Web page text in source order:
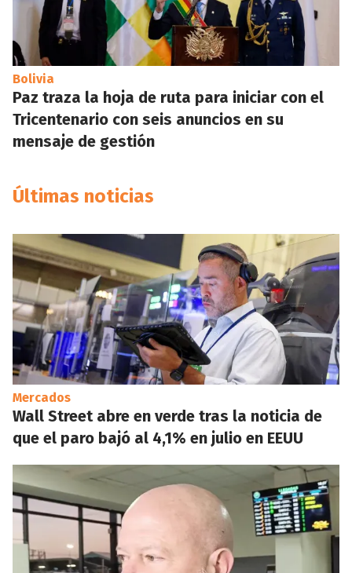
Bolivia
Paz traza la hoja de ruta para iniciar con el
Tricentenario con seis anuncios en su
mensaje de gestión
Últimas noticias
Mercados
Wall Street abre en verde tras la noticia de
que el paro bajó al 4,1% en julio en EEUU